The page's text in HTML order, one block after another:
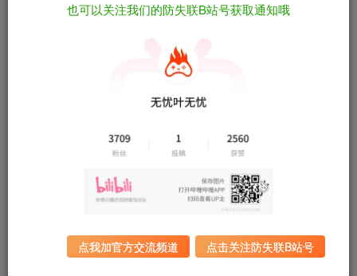
免费资源
飙酷车神/The Crew v1.2.0.0 内置中文汉化（汉
有问题看网站顶部解压运
迅雷下载
全站统一解压密码：
游戏评价：
褒贬不一
游戏版本：
v1.2.0.0
也可以关注我们的防失联B站号获取通知哦
点我加官方交流频道 点击关注防失联B站号